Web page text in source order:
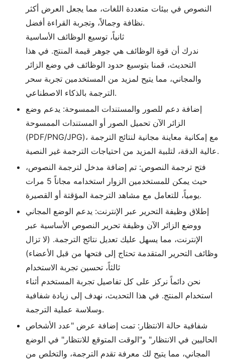
النصوص في بيئات متعددة اللغات، مما يجعل العرض أكثر
نظافة وجمالاً، وتجربة القراءة أفضل.
ثانياً، توسيع الوظائف الأساسية
ندرك أن قوة الوظائف هي جوهر قيمة المنتج. في هذا
التحديث، قمنا بتوسيع حدود الوظائف في وضع الزائر
والمجاني، مما يتيح لمزيد من المستخدمين تجربة سحر
الترجمة بالذكاء الاصطناعي.
إضافة دعم للصور والمستندات الممسوحة: يدعم وضع
الزائر الآن تحميل الصور أو المستندات الممسوحة
(PDF/PNG/JPG)، مع إمكانية معاينة مجانية لنتائج الترجمة
عالية الدقة، لتلبية المزيد من احتياجات الترجمة غير النصية.
فتح ترجمة النصوص: تم إضافة مدخل لترجمة النصوص،
حيث يمكن للمستخدمين الزوار استخدامه مجاناً 5 مرات
يومياً، للتعامل مع مشاهد الترجمة المؤقتة أو القصيرة.
إطلاق وظيفة التحرير عبر الإنترنت: يدعم الوضع المجاني
ووضع الزائر الآن وظيفة تحرير النصوص الأساسية عبر
الإنترنت، مما يسهل عليك تعديل نتائج الترجمة. (لا تزال
وظائف التحرير المتقدمة تحتاج إلى فتحها من قبل الأعضاء)
ثالثاً، تحسين تجربة الاستخدام
نحن دائماً نركز على كل تفاصيل تجربة المستخدم أثناء
استخدام المنتج. في هذا التحديث، نهدف إلى زيادة شفافية
وسلاسة عملية الترجمة.
شفافية حالة الانتظار: تمت إضافة عرض "عدد الأشخاص
الحاليين في الانتظار" و"الوقت المتوقع للانتظار" في الوضع
المجاني، مما يتيح لك معرفة تقدم الترجمة، والتخلص من